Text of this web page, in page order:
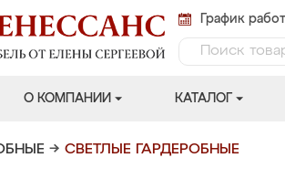
График
О КОМПАНИИ КАТАЛОГ
→ СВЕТЛЫЕ ГАРДЕРОБНЫЕ